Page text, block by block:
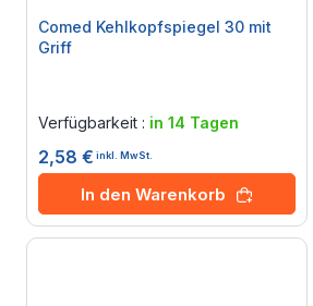
Comed Kehlkopfspiegel 30 mit
Griff
Verfügbarkeit : in 14 Tagen
2,58 € inkl. MwSt.
In den Warenkorb